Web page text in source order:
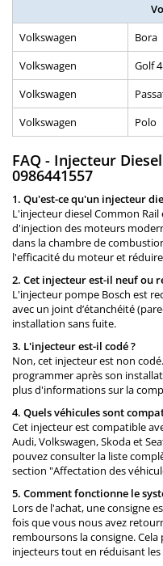
Volkswagen
Bora
Volkswagen
Golf 4
Volkswagen
Volkswagen
Polo
FAQ - Injecteur
0986441557
1. Qu'est-ce qu'un injecteur
L'injecteur diesel Common
d'injection des moteurs
dans la chambre de
l'efficacité du moteur et
2. Cet injecteur est-il neuf ou
L'injecteur pompe Bosch est
avec un joint d’étanchéité
installation sans fuite.
3. L'injecteur est-il codé ?
Non, cet injecteur est non
programmer après son
plus d'informations sur la
4. Quels véhicules sont
Cet injecteur est compatible
Audi, Volkswagen, Skoda et
pouvez consulter la liste
section "Affectation des
5. Comment fonctionne le
Lors de l'achat, une consigne
fois que vous nous avez
remboursons la consigne.
injecteurs tout en réduisant